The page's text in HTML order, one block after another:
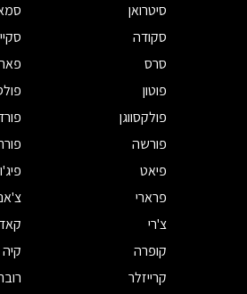
סיטרואן
סקודה
סרס
פוטון
פולקסווגן
פורשה
פיאט
פיג'ו
פרארי
צ'רי
קופרה
קיה
קרייזלר